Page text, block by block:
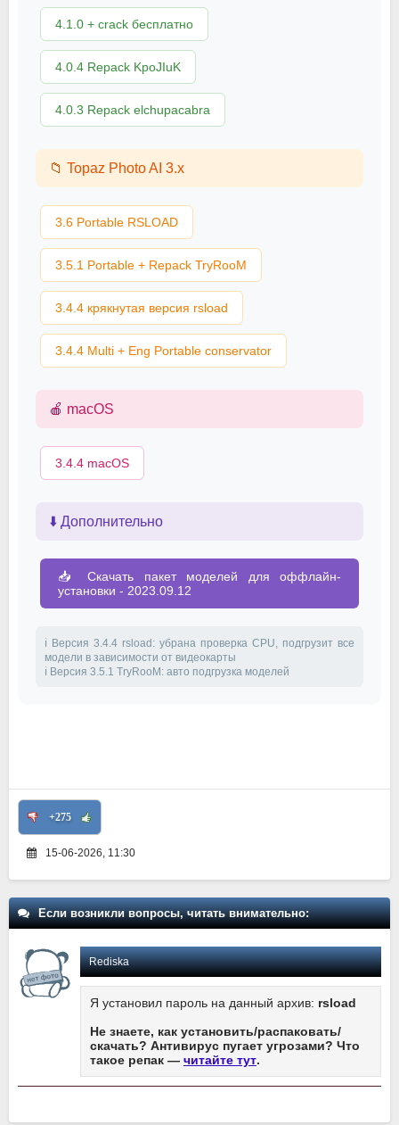
4.1.0 + crack бесплатно
4.0.4 Repack KpoJIuK
4.0.3 Repack elchupacabra
📁 Topaz Photo AI 3.x
3.6 Portable RSLOAD
3.5.1 Portable + Repack TryRooM
3.4.4 крякнутая версия rsload
3.4.4 Multi + Eng Portable conservator
🍎 macOS
3.4.4 macOS
⬇️ Дополнительно
📥 Скачать пакет моделей для оффлайн-
установки - 2023.09.12
ℹ️ Версия 3.4.4 rsload: убрана проверка CPU, подгрузит все
модели в зависимости от видеокарты
ℹ️ Версия 3.5.1 TryRooM: авто подгрузка моделей
+275
15-06-2026, 11:30
Если возникли вопросы, читать внимательно:
Rediska
Я установил пароль на данный архив: rsload
Не знаете, как установить/распаковать/
скачать? Антивирус пугает угрозами? Что
такое репак — читайте тут.